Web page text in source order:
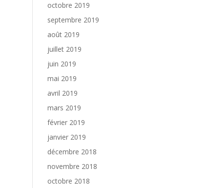
octobre 2019
septembre 2019
août 2019
juillet 2019
juin 2019
mai 2019
avril 2019
mars 2019
février 2019
janvier 2019
décembre 2018
novembre 2018
octobre 2018